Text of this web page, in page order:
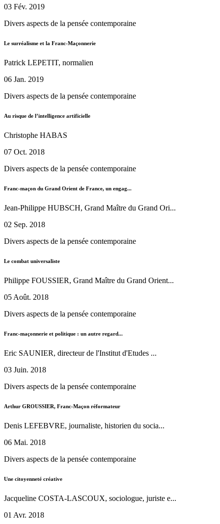
03 Fév. 2019
Divers aspects de la pensée contemporaine
Le surréalisme et la Franc-Maçonnerie
Patrick LEPETIT, normalien
06 Jan. 2019
Divers aspects de la pensée contemporaine
Au risque de l’intelligence artificielle
Christophe HABAS
07 Oct. 2018
Divers aspects de la pensée contemporaine
Franc-maçon du Grand Orient de France, un engag...
Jean-Philippe HUBSCH, Grand Maître du Grand Ori...
02 Sep. 2018
Divers aspects de la pensée contemporaine
Le combat universaliste
Philippe FOUSSIER, Grand Maître du Grand Orient...
05 Août. 2018
Divers aspects de la pensée contemporaine
Franc-maçonnerie et politique : un autre regard...
Eric SAUNIER, directeur de l'Institut d'Etudes ...
03 Juin. 2018
Divers aspects de la pensée contemporaine
Arthur GROUSSIER, Franc-Maçon réformateur
Denis LEFEBVRE, journaliste, historien du socia...
06 Mai. 2018
Divers aspects de la pensée contemporaine
Une citoyenneté créative
Jacqueline COSTA-LASCOUX, sociologue, juriste e...
01 Avr. 2018